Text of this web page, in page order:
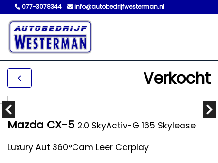
077-3078344 info@autobedrijfwesterman.nl
Verkocht
Mazda CX-5 2.0 SkyActiv-G 165 Skylease
Luxury Aut 360°Cam Leer Carplay